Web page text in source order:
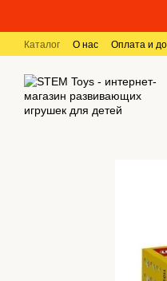
Каталог О нас Оплата и